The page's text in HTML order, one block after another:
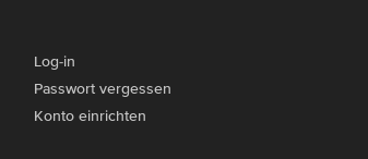
Log-in
Passwort vergessen
Konto einrichten